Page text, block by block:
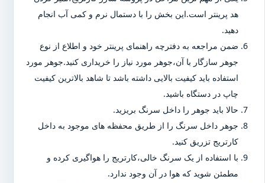
هد پرینتر است.این بخش را با دستمال نرم و کمی آب انجام
دهید.
ضمن مراجعه به دفترچه راهنمای پرینتر خود و اطلاع از نوع
جوهر سازگار با آن،جوهر مورد نیاز را خریداری کنید.جوهر مورد
استفاده باید کیفیت بالایی داشته باشد تا شاهد بالاترین کیفیت
چاپ در دستگاه باشید.
حالا باید جوهر را داخل سرنگ بریزید.
جوهر داخل سرنگ را از طریق محفظه های موجود به داخل
کارتریج تزریق کنید.
با استفاده از یک سرنگ خالی،کارتریج را هواگیری کرده و
مطمئن شوید که هوا در آن وجود ندارد.